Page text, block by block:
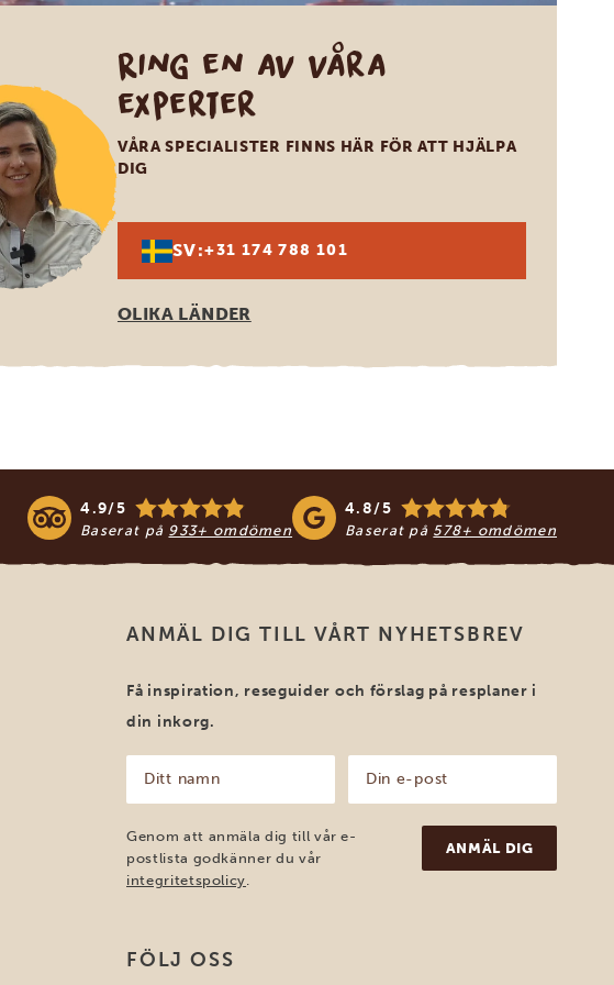
Ring en av våra
experter
VÅRA SPECIALISTER FINNS HÄR FÖR ATT HJÄLPA
DIG
SV:+31 174 788 101
OLIKA LÄNDER
4.9/5
Baserat på 933+ omdömen
4.8/5
Baserat på 578+ omdömen
ANMÄL DIG TILL VÅRT NYHETSBREV
Få inspiration, reseguider och förslag på resplaner i
din inkorg.
namn
(Obligatoriskt)
post
(Obligatoriskt)
Genom att anmäla dig till vår e-
postlista godkänner du vår
integritetspolicy.
FÖLJ OSS